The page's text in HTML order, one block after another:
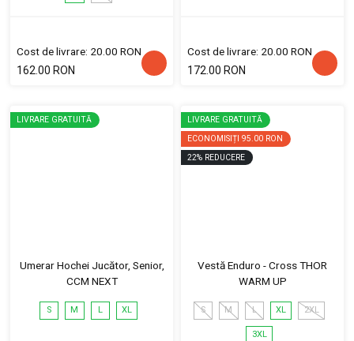
Cost de livrare: 20.00 RON
162.00 RON
Cost de livrare: 20.00 RON
172.00 RON
LIVRARE GRATUITĂ
Umerar Hochei Jucător, Senior,
CCM NEXT
S M L XL
LIVRARE GRATUITĂ
ECONOMISIȚI 95.00 RON
22% REDUCERE
Vestă Enduro - Cross THOR
WARM UP
S M L XL 2XL
3XL